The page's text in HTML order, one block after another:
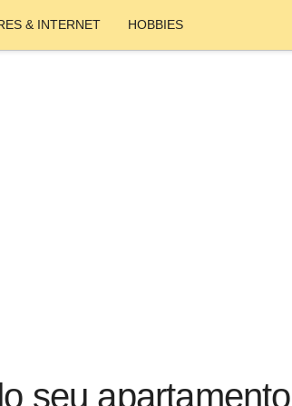
& INTERNET HOBBIES
seu